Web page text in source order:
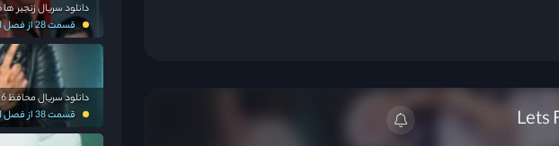
دانلود سریال زنجیر ها Zanjeerain 2026
قسمت 28 از فصل 1 منتشر شد
دانلود سریال محافظ Muhafiz 2026
قسمت 38 از فصل 1 منتشر شد